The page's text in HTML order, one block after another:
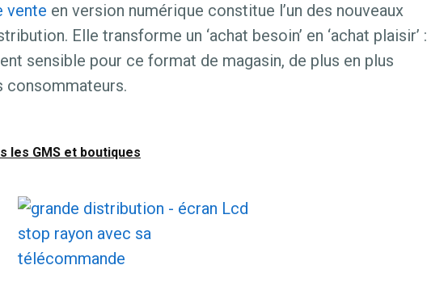
vente en version numérique constitue l’un des nouveaux
Elle transforme un ‘achat besoin’ en ‘achat plaisir’ :
sensible pour ce format de magasin, de plus en plus
consommateurs.
les GMS et boutiques